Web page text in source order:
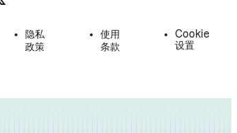
隐私
政策
使用
条款
Cookie
设置